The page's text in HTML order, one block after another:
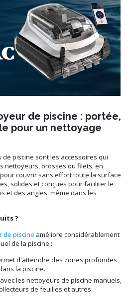
de piscine : portée,
pour un nettoyage
piscine sont les accessoires qui
nettoyeurs, brosses ou filets, en
couvrir sans effort toute la surface
solides et conçues pour faciliter le
et des angles, même dans les
?
de piscine améliore considérablement
de la piscine :
d'atteindre des zones profondes
la piscine.
les nettoyeurs de piscine manuels,
de feuilles et autres